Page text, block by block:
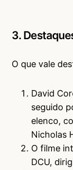
3.
O que vale
David
seguido
elenco,
Nicholas
O filme
DCU,